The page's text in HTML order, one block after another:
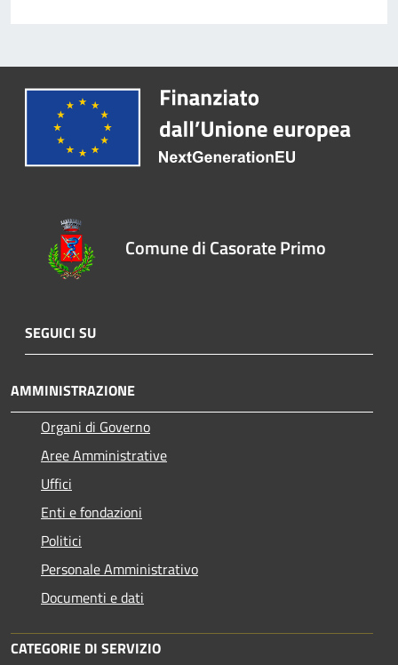
Comune di Casorate Primo
SEGUICI SU
AMMINISTRAZIONE
Organi di Governo
Aree Amministrative
Uffici
Enti e fondazioni
Politici
Personale Amministrativo
Documenti e dati
CATEGORIE DI SERVIZIO